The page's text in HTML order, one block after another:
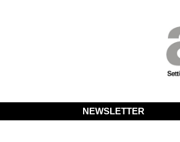
NEWSLETTER